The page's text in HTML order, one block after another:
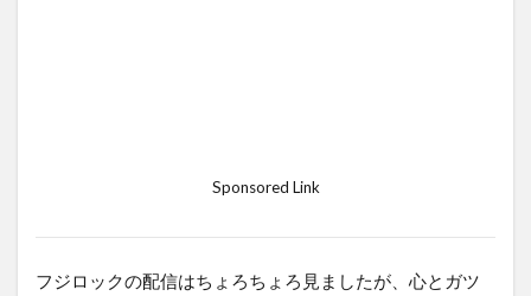
Sponsored Link
フジロックの配信はちょろちょろ見ましたが、心とガツ